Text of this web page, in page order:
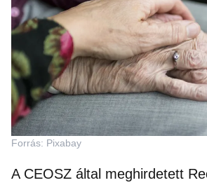
Forrás: Pixabay
A CEOSZ által meghirdetett